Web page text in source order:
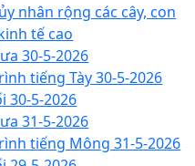
nhân rộng các cây, con
tế cao
30-5-2026
tiếng Tày 30-5-2026
30-5-2026
31-5-2026
tiếng Mông 31-5-2026